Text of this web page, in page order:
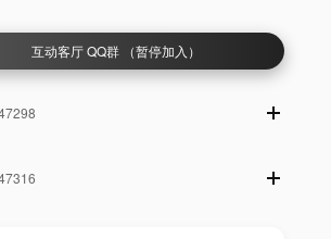
互动客厅 QQ群 （暂停加入）